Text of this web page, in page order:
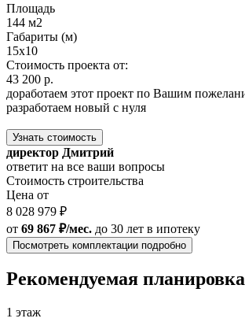
Площадь
144 м2
Габариты (м)
15x10
Стоимость проекта от:
43 200 р.
доработаем этот проект по Вашим
разработаем новый с нуля
Узнать стоимость
директор Дмитрий
ответит на все ваши вопросы
Стоимость строительства
Цена от
8 028 979 ₽
от 69 867 ₽/мес. до 30 лет в ипотеку
Посмотреть комплектации подробно
Рекомендуемая планировка
1 этаж